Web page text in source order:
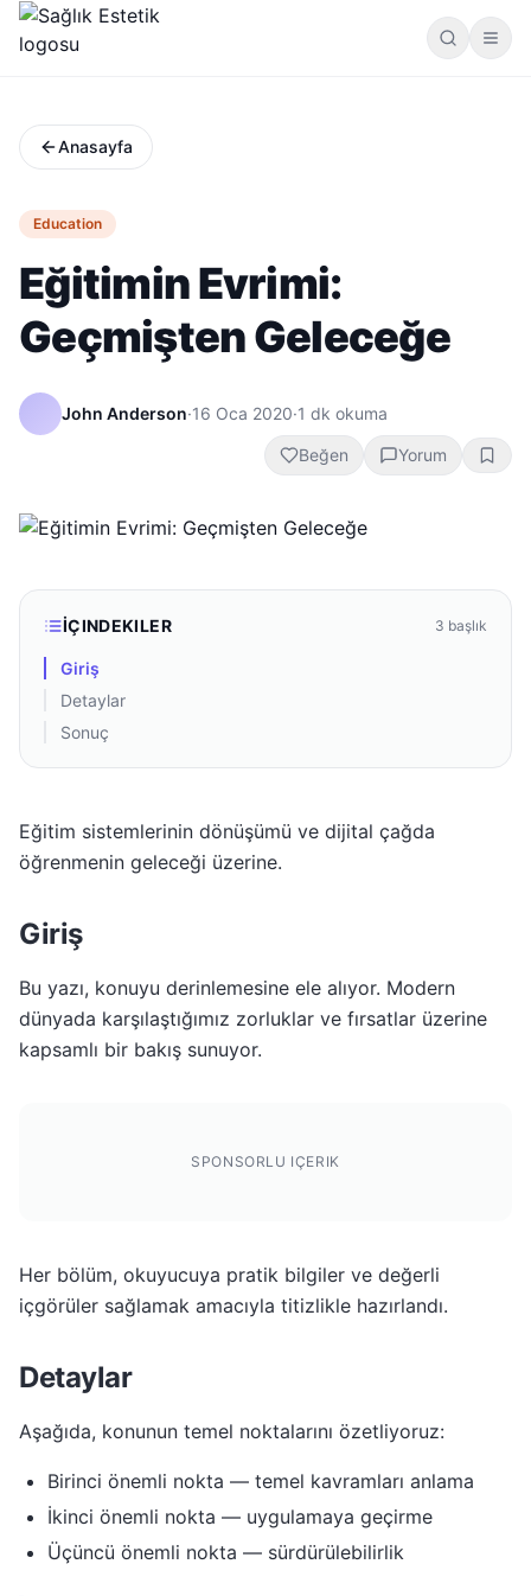
Anasayfa
Education
Eğitimin Evrimi:
Geçmişten Geleceğe
John Anderson·16 Oca 2020·1 dk okuma
Beğen Yorum
İÇINDEKILER 3 başlık
Giriş
Detaylar
Sonuç
Eğitim sistemlerinin dönüşümü ve dijital çağda
öğrenmenin geleceği üzerine.
Giriş
Bu yazı, konuyu derinlemesine ele alıyor. Modern
dünyada karşılaştığımız zorluklar ve fırsatlar üzerine
kapsamlı bir bakış sunuyor.
SPONSORLU IÇERIK
Her bölüm, okuyucuya pratik bilgiler ve değerli
içgörüler sağlamak amacıyla titizlikle hazırlandı.
Detaylar
Aşağıda, konunun temel noktalarını özetliyoruz:
Birinci önemli nokta — temel kavramları anlama
İkinci önemli nokta — uygulamaya geçirme
Üçüncü önemli nokta — sürdürülebilirlik